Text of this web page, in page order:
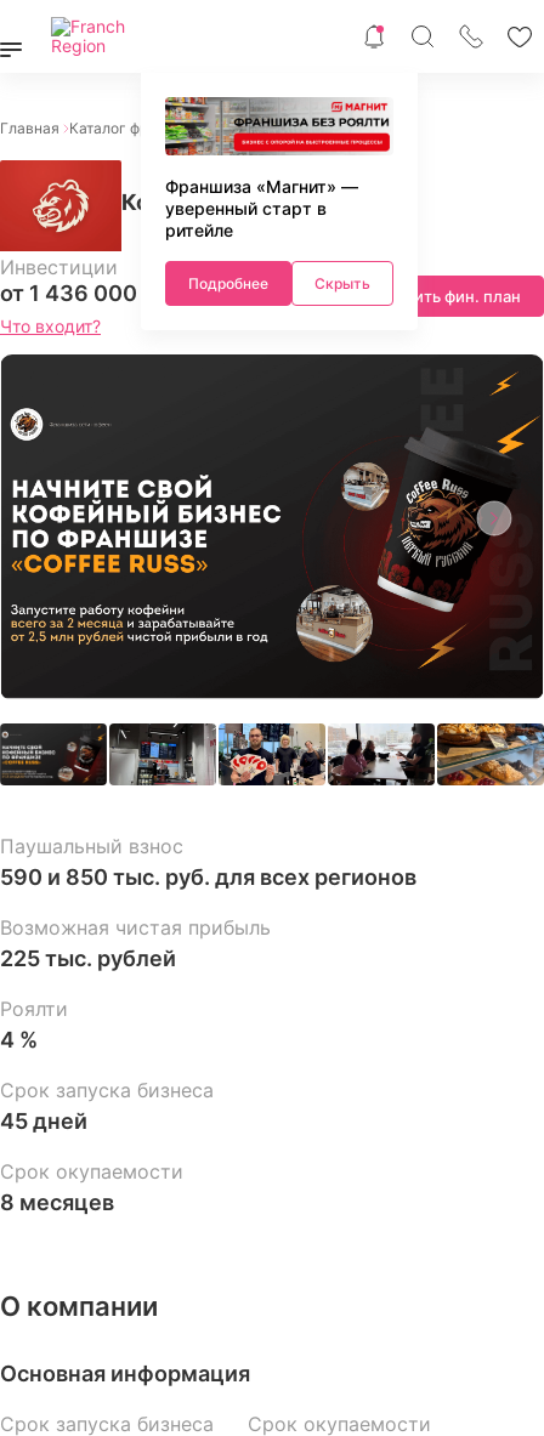
Франшиза «Магнит» —
уверенный старт в
ритейле
Подробнее Скрыть
Главная Каталог франшиз Питание Кофейни Коферусс
Коферусс
Инвестиции
от 1 436 000 ₽
Что входит?
Запросить фин. план
Паушальный взнос
590 и 850 тыс. руб. для всех регионов
Возможная чистая прибыль
225 тыс. рублей
Роялти
4 %
Срок запуска бизнеса
45 дней
Срок окупаемости
8 месяцев
О компании
Основная информация
Срок запуска бизнеса Срок окупаемости